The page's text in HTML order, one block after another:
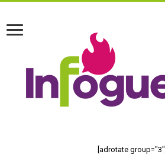
[adrotate group="3"]